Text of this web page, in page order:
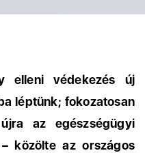
elleni védekezés új
léptünk; fokozatosan
az egészségügyi
közölte az országos